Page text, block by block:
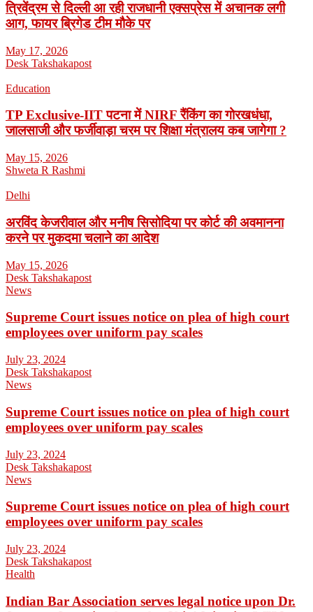
त्रिवेंद्रम से दिल्ली आ रही राजधानी एक्सप्रेस में अचानक लगी
आग, फायर ब्रिगेड टीम मौके पर
May 17, 2026
Desk Takshakapost
Education
TP Exclusive-IIT पटना में NIRF रैंकिंग का गोरखधंधा,
जालसाजी और फर्जीवाड़ा चरम पर शिक्षा मंत्रालय कब जागेगा ?
May 15, 2026
Shweta R Rashmi
Delhi
अरविंद केजरीवाल और मनीष सिसोदिया पर कोर्ट की अवमानना
करने पर मुकदमा चलाने का आदेश
May 15, 2026
Desk Takshakapost
News
Supreme Court issues notice on plea of high court
employees over uniform pay scales
July 23, 2024
Desk Takshakapost
News
Supreme Court issues notice on plea of high court
employees over uniform pay scales
July 23, 2024
Desk Takshakapost
News
Supreme Court issues notice on plea of high court
employees over uniform pay scales
July 23, 2024
Desk Takshakapost
Health
Indian Bar Association serves legal notice upon Dr.